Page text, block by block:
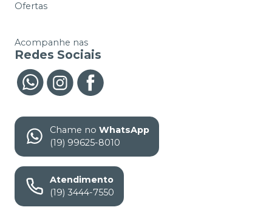
Ofertas
Acompanhe nas
Redes Sociais
Chame no WhatsApp
(19) 99625-8010
Atendimento
(19) 3444-7550